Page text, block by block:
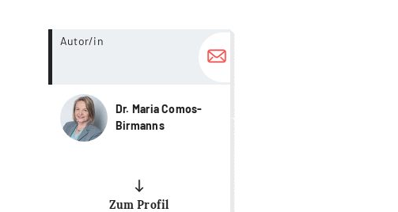
Autor/in
Dr. Maria Comos-
Birmanns
Zum Profil
more...